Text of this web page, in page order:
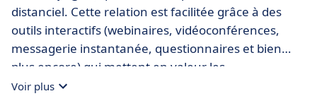
distanciel. Cette relation est facilitée grâce à des
outils interactifs (webinaires, vidéoconférences,
messagerie instantanée, questionnaires et bien
plus encore) qui mettent en valeur les
méthodologies d’apprentissage des
Voir plus